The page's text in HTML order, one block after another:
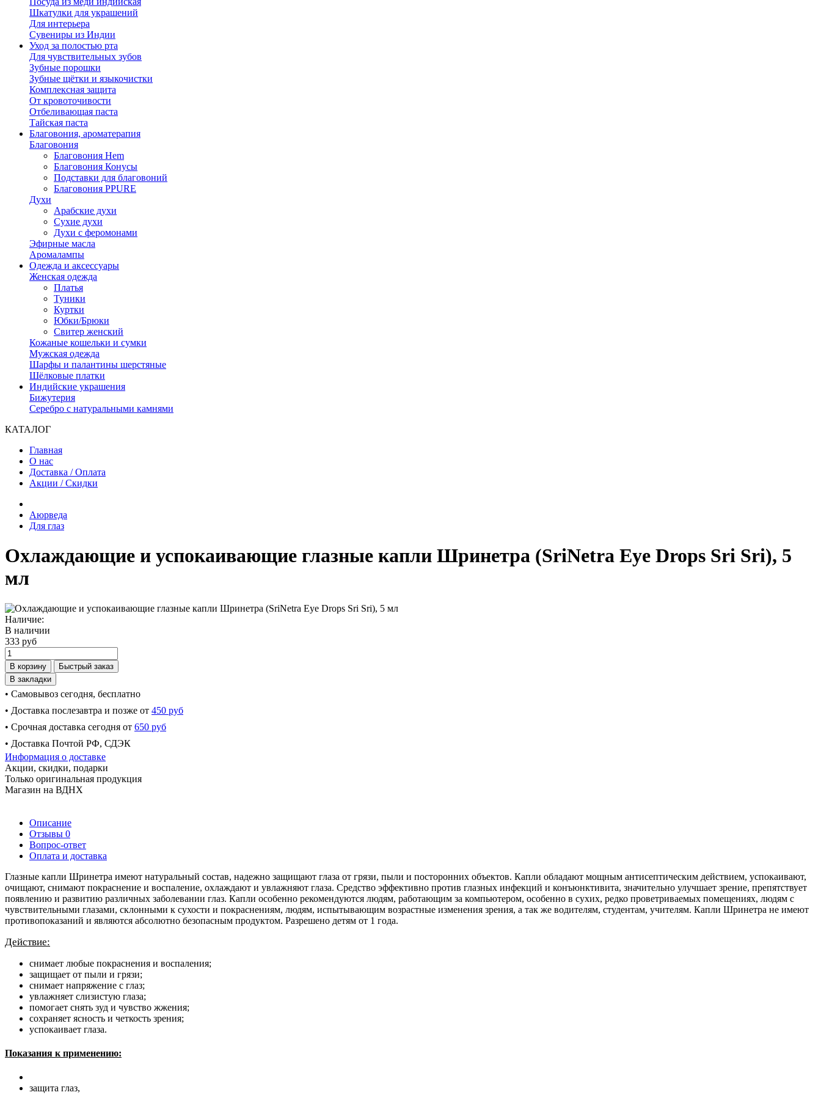
Шкатулки для украшений
Для интерьера
Сувениры из Индии
Уход за полостью рта
Для чувствительных зубов
Зубные порошки
Зубные щётки и языкочистки
Комплексная защита
От кровоточивости
Отбеливающая паста
Тайская паста
Благовония, ароматерапия
Благовония
Благовония Hem
Благовония Конусы
Подставки для благовоний
Благовония PPURE
Духи
Арабские духи
Сухие духи
Духи с феромонами
Эфирные масла
Аромалампы
Одежда и аксессуары
Женская одежда
Платья
Туники
Куртки
Юбки/Брюки
Свитер женский
Кожаные кошельки и сумки
Мужская одежда
Шарфы и палантины шерстяные
Шёлковые платки
Индийские украшения
Бижутерия
Серебро с натуральными камнями
КАТАЛОГ
Главная
О нас
Доставка / Оплата
Акции / Скидки
Аюрведа
Для глаз
Охлаждающие и успокаивающие глазные капли Шринетра (SriNetra Eye Drops Sri Sri), 5
мл
Наличие:
В наличии
333 руб
В корзину
Быстрый заказ
В закладки
• Самовывоз сегодня, бесплатно
• Доставка послезавтра и позже от 450 руб
• Срочная доставка сегодня от 650 руб
• Доставка Почтой РФ, СДЭК
Информация о доставке
Акции, скидки, подарки
Только оригинальная продукция
Магазин на ВДНХ
Описание
Отзывы 0
Вопрос-ответ
Оплата и доставка
Глазные капли Шринетра имеют натуральный состав, надежно защищают глаза от грязи, пыли и посторонних объектов. Капли обладают мощным антисептическим действием, успокаивают,
очищают, снимают покраснение и воспаление, охлаждают и увлажняют глаза. Средство эффективно против глазных инфекций и конъюнктивита, значительно улучшает зрение, препятствует
появлению и развитию различных заболевании глаз. Капли особенно рекомендуются людям, работающим за компьютером, особенно в сухих, редко проветриваемых помещениях, людям с
чувствительными глазами, склонными к сухости и покраснениям, людям, испытывающим возрастные изменения зрения, а так же водителям, студентам, учителям. Капли Шринетра не имеют
противопоказаний и являются абсолютно безопасным продуктом. Разрешено детям от 1 года.
Действие:
снимает любые покраснения и воспаления;
защищает от пыли и грязи;
снимает напряжение с глаз;
увлажняет слизистую глаза;
помогает снять зуд и чувство жжения;
сохраняет ясность и четкость зрения;
успокаивает глаза.
Показания к применению:
защита глаз,